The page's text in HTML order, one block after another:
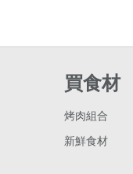
買食材
烤肉組合
新鮮食材